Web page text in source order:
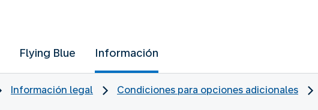
Flying Blue Información
Información legal Condiciones para opciones adicionales